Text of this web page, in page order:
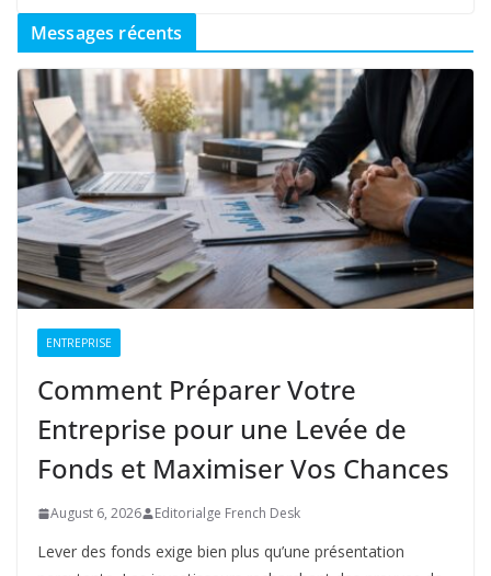
Messages récents
ENTREPRISE
Comment Préparer Votre
Entreprise pour une Levée de
Fonds et Maximiser Vos Chances
August 6, 2026 Editorialge French Desk
Lever des fonds exige bien plus qu’une présentation